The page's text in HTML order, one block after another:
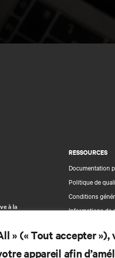
RESSOURCES
Documentation
Politique de
Conditions
Informations de
Plan du site
à la
» (« Tout accepter »),
appareil afin